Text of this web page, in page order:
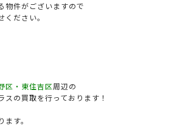
物件がございますので
ださい。
区・東住吉区周辺の
スの買取を行っております！
す。